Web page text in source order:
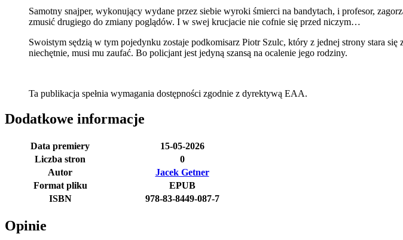
Samotny snajper, wykonujący wydane przez siebie wyroki śmierci na bandytach, i profesor,
zmusić drugiego do zmiany poglądów. I w swej krucjacie nie cofnie się przed niczym…
Swoistym sędzią w tym pojedynku zostaje podkomisarz Piotr Szulc, który z jednej strony stara
niechętnie, musi mu zaufać. Bo policjant jest jedyną szansą na ocalenie jego rodziny.
Ta publikacja spełnia wymagania dostępności zgodnie z dyrektywą EAA.
Dodatkowe informacje
Data premiery
15-05-2026
Liczba stron
0
Autor
Jacek Getner
Format pliku
EPUB
ISBN
978-83-8449-087-7
Opinie